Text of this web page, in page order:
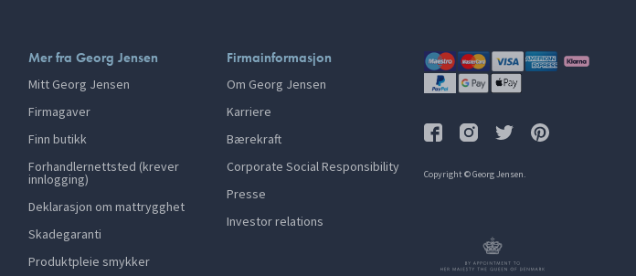
Mer fra Georg Jensen
Mitt Georg Jensen
Firmagaver
Finn butikk
Forhandlernettsted (krever
innlogging)
Deklarasjon om mattrygghet
Skadegaranti
Produktpleie smykker
Firmainformasjon
Om Georg Jensen
Karriere
Bærekraft
Corporate Social Responsibility
Presse
Investor relations
Copyright © Georg Jensen.